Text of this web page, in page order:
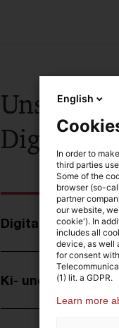
Unsere
Digital-
Digitale
Ki- und
English
In order to
third parties
Some of the
browser (so-
partner
our website,
cookie'). In
includes all
device, as well
for consent
(1) lit. a GDPR.
Learn more